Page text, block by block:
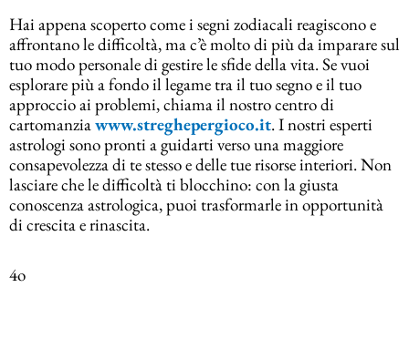
Hai appena scoperto come i segni zodiacali reagiscono e
affrontano le difficoltà, ma c’è molto di più da imparare sul
tuo modo personale di gestire le sfide della vita. Se vuoi
esplorare più a fondo il legame tra il tuo segno e il tuo
approccio ai problemi, chiama il nostro centro di
cartomanziawww.streghepergioco.it. I nostri esperti
astrologi sono pronti a guidarti verso una maggiore
consapevolezza di te stesso e delle tue risorse interiori. Non
lasciare che le difficoltà ti blocchino: con la giusta
conoscenza astrologica, puoi trasformarle in opportunità
di crescita e rinascita.
4o